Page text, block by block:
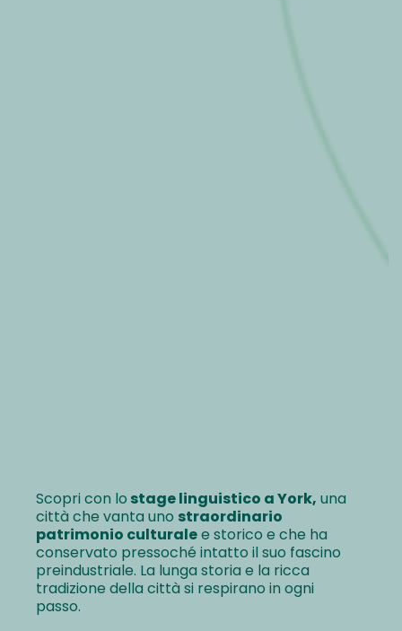
Scopri con lo stage linguistico a York, una
città che vanta uno straordinario
patrimonio culturalee storico e che ha
conservato pressoché intatto il suo fascino
preindustriale. La lunga storia e la ricca
tradizione della città si respirano in ogni
passo.